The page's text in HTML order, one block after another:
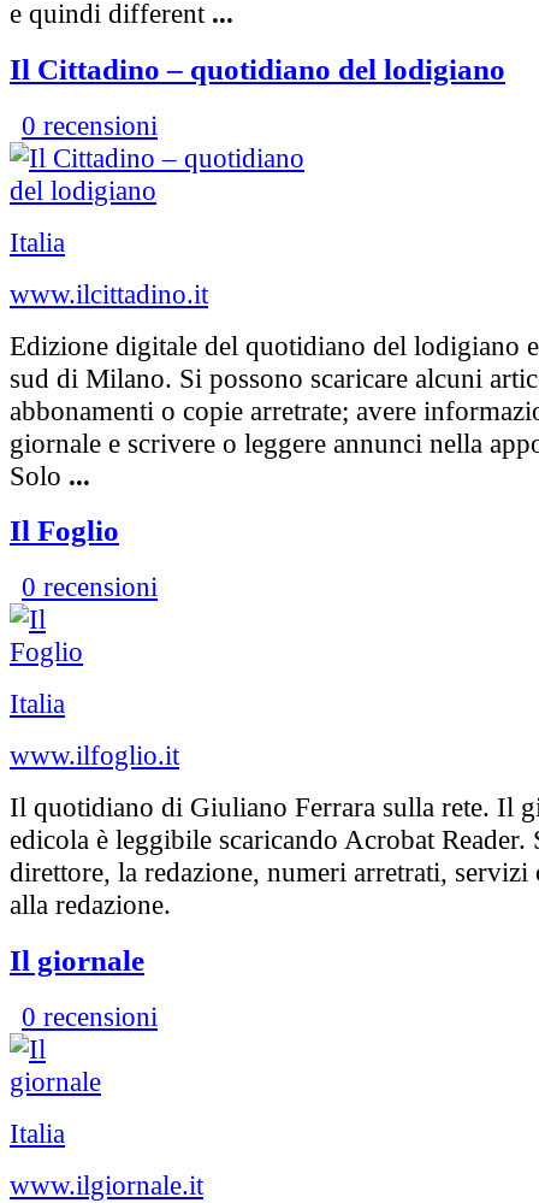
e quindi different ...
Il Cittadino – quotidiano del lodigiano
0 recensioni
Italia
www.ilcittadino.it
Edizione digitale del quotidiano del lodigiano
sud di Milano. Si possono scaricare alcuni
abbonamenti o copie arretrate; avere
giornale e scrivere o leggere annunci nella
Solo ...
Il Foglio
0 recensioni
Italia
www.ilfoglio.it
Il quotidiano di Giuliano Ferrara sulla rete. Il
edicola è leggibile scaricando Acrobat Reader.
direttore, la redazione, numeri arretrati, servizi
alla redazione.
Il giornale
0 recensioni
Italia
www.ilgiornale.it